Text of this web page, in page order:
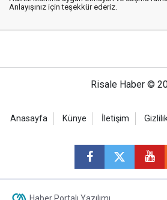
Anlayışınız için teşekkür ederiz.
Risale Haber ©
Anasayfa Künye İletişim